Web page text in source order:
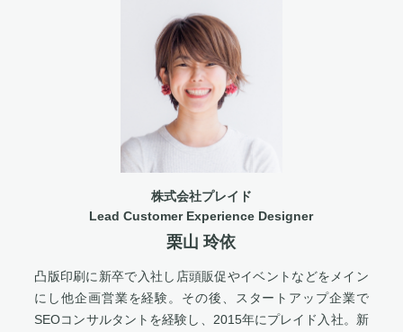
株式会社プレイド
Lead Customer Experience Designer
栗山 玲依
凸版印刷に新卒で入社し店頭販促やイベントなどをメイン
にし他企画営業を経験。その後、スタートアップ企業で
SEOコンサルタントを経験し、2015年にプレイド入社。新